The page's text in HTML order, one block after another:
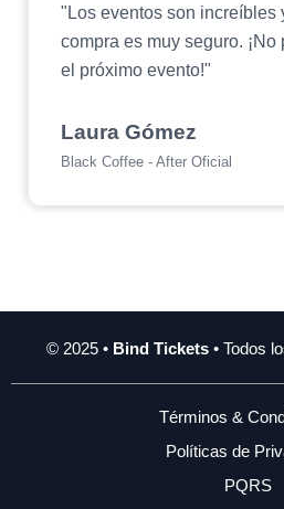
"Los eventos son increíbles
compra es muy seguro.
el próximo evento!"
Laura Gómez
Black Coffee - After Oficial
© 2025 • Bind Tickets• Todos
Términos &
Políticas de
PQRS